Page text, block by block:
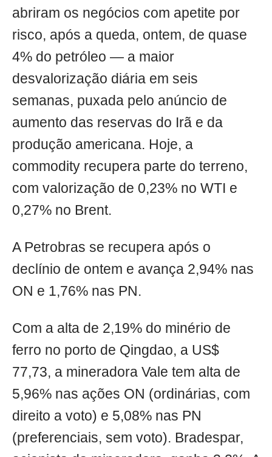
abriram os negócios com apetite por
risco, após a queda, ontem, de quase
4% do petróleo — a maior
desvalorização diária em seis
semanas, puxada pelo anúncio de
aumento das reservas do Irã e da
produção americana. Hoje, a
commodity recupera parte do terreno,
com valorização de 0,23% no WTI e
0,27% no Brent.
A Petrobras se recupera após o
declínio de ontem e avança 2,94% nas
ON e 1,76% nas PN.
Com a alta de 2,19% do minério de
ferro no porto de Qingdao, a US$
77,73, a mineradora Vale tem alta de
5,96% nas ações ON (ordinárias, com
direito a voto) e 5,08% nas PN
(preferenciais, sem voto). Bradespar,